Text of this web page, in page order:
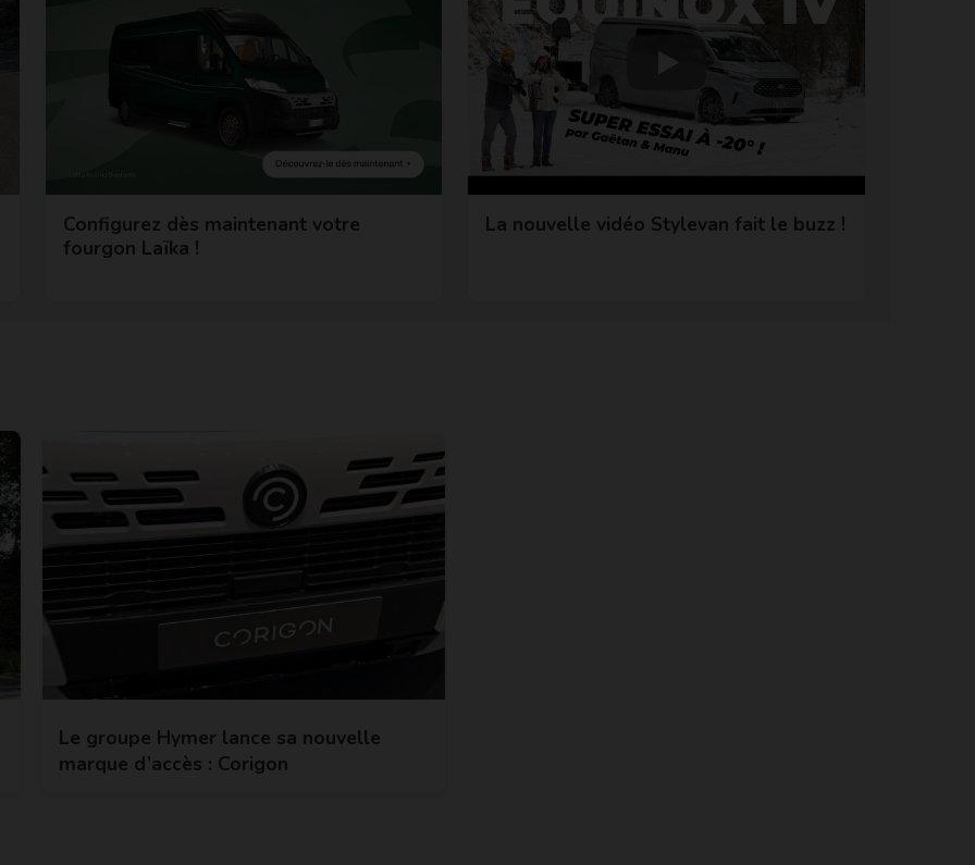
Configurez dès maintenant votre
fourgon Laïka !
La nouvelle vidéo Stylevan fait le buzz !
Le groupe Hymer lance sa nouvelle
marque d’accès : Corigon